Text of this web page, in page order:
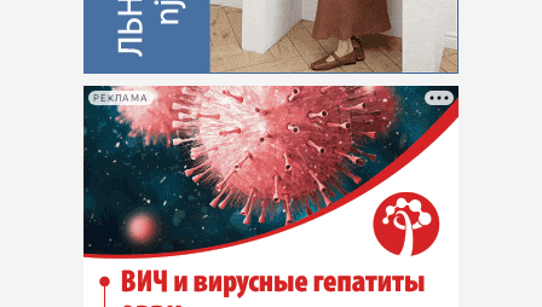
РЕКЛАМА